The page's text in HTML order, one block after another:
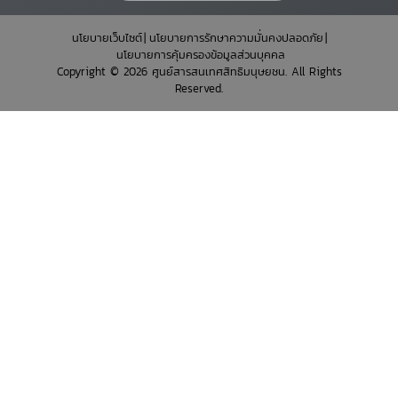
นโยบายเว็บไซต์ นโยบายการรักษาความมั่นคงปลอดภัย
นโยบายการคุ้มครองข้อมูลส่วนบุคคล
Copyright © 2026 ศูนย์สารสนเทศสิทธิมนุษยชน. All Rights
Reserved.